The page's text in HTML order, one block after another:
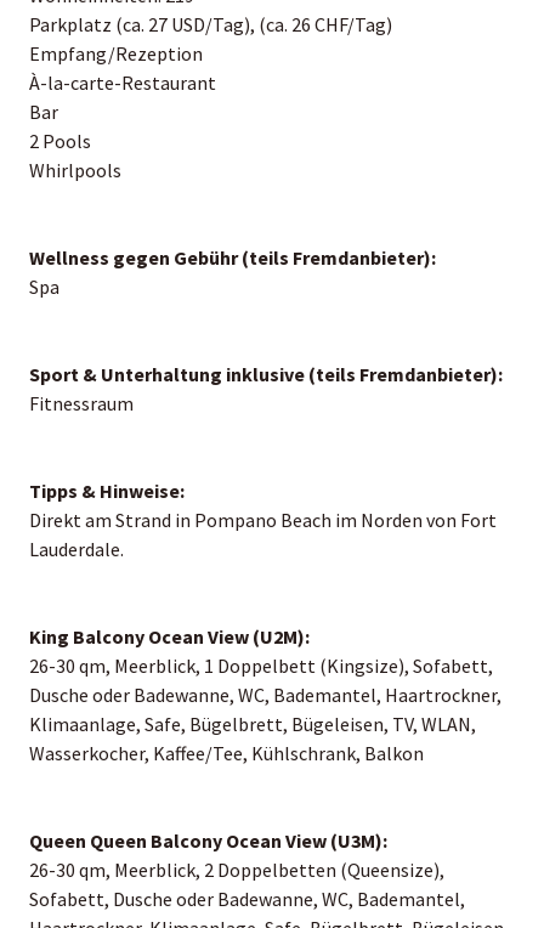
Parkplatz (ca. 27 USD/Tag), (ca. 26 CHF/Tag)
Empfang/Rezeption
À-la-carte-Restaurant
Bar
2 Pools
Whirlpools
Wellness gegen Gebühr (teils Fremdanbieter):
Spa
Sport & Unterhaltung inklusive (teils Fremdanbieter):
Fitnessraum
Tipps & Hinweise:
Direkt am Strand in Pompano Beach im Norden von Fort
Lauderdale.
King Balcony Ocean View (U2M):
26-30 qm, Meerblick, 1 Doppelbett (Kingsize), Sofabett,
Dusche oder Badewanne, WC, Bademantel, Haartrockner,
Klimaanlage, Safe, Bügelbrett, Bügeleisen, TV, WLAN,
Wasserkocher, Kaffee/Tee, Kühlschrank, Balkon
Queen Queen Balcony Ocean View (U3M):
26-30 qm, Meerblick, 2 Doppelbetten (Queensize),
Sofabett, Dusche oder Badewanne, WC, Bademantel,